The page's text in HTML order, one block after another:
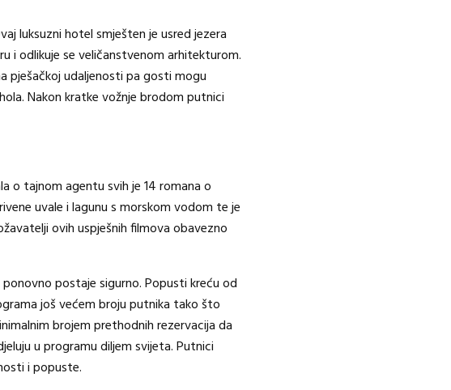
luksuzni hotel smješten je usred jezera
i odlikuje se veličanstvenom arhitekturom.
pješačkoj udaljenosti pa gosti mogu
Nakon kratke vožnje brodom putnici
o tajnom agentu svih je 14 romana o
uvale i lagunu s morskom vodom te je
ovih uspješnih filmova obavezno
postaje sigurno. Popusti kreću od
još većem broju putnika tako što
brojem prethodnih rezervacija da
u programu diljem svijeta. Putnici
i popuste.